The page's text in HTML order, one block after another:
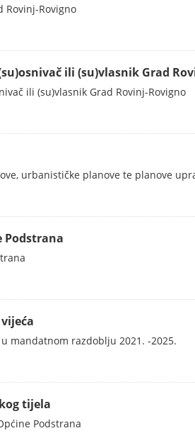
Rovinj-Rovigno
ili (su)vlasnik Grad
ili (su)vlasnik Grad Rovinj-Rovigno
urbanističke planove te planove
Podstrana
mandatnom razdoblju 2021. -2025.
tijela
Podstrana